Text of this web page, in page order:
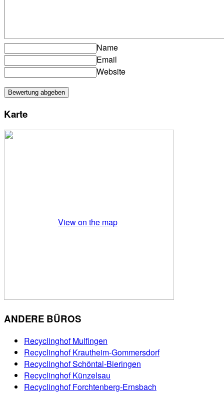
Name
Email
Website
Karte
View on the map
ANDERE BÜROS
Recyclinghof Mulfingen
Recyclinghof Krautheim-Gommersdorf
Recyclinghof Schöntal-Bieringen
Recyclinghof Künzelsau
Recyclinghof Forchtenberg-Ernsbach